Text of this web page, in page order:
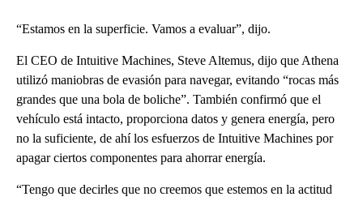
“Estamos en la superficie. Vamos a evaluar”, dijo.
El CEO de Intuitive Machines, Steve Altemus, dijo que Athena
utilizó maniobras de evasión para navegar, evitando “rocas más
grandes que una bola de boliche”. También confirmó que el
vehículo está intacto, proporciona datos y genera energía, pero
no la suficiente, de ahí los esfuerzos de Intuitive Machines por
apagar ciertos componentes para ahorrar energía.
“Tengo que decirles que no creemos que estemos en la actitud